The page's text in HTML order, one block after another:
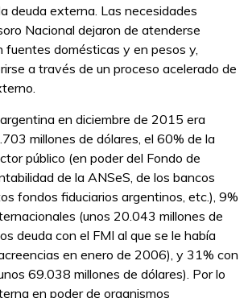
deuda externa. Las necesidades
Nacional dejaron de atenderse
fuentes domésticas y en pesos y,
a través de un proceso acelerado de
en diciembre de 2015 era
millones de dólares, el 60% de la
público (en poder del Fondo de
de la ANSeS, de los bancos
fondos fiduciarios argentinos, etc.), 9%
(unos 20.043 millones de
deuda con el FMI al que se le había
en enero de 2006), y 31% con
69.038 millones de dólares). Por lo
en poder de organismos